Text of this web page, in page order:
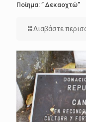
Ποίημα: ” Δεκαοχτώ”
Διαβάστε